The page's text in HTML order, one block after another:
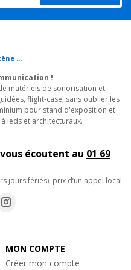
magasins et espaces
les besoins spécifiques
Conçu comme un
2040S C1 allie
et ses composants
faisant de lui le choix
ou les installations
l'alliance parfaite entre
Que vous soyez à la
de basse iline série
passif 400w sous 8 ohms
TTC
usb - RJ45 pour DSP iLine
TTC
Cordon enceinte Speakon /
...
!
matériels de sonorisation et
flight-case, sans oublier les
pour stand d'exposition et
leds et architecturaux.
écoutent au 01 69
jours fériés), prix d’un appel local
MON COMPTE
Créer mon compte